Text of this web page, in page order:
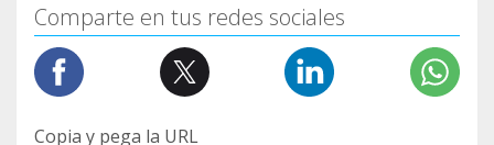
Comparte en tus redes sociales
Copia y pega la URL